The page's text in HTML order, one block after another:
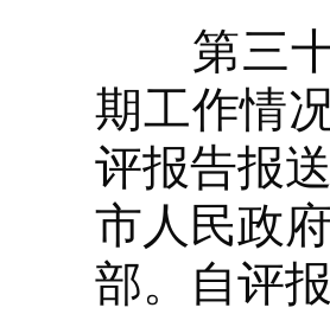
第三十
期工作情
评报告报
市人民政
部。自评